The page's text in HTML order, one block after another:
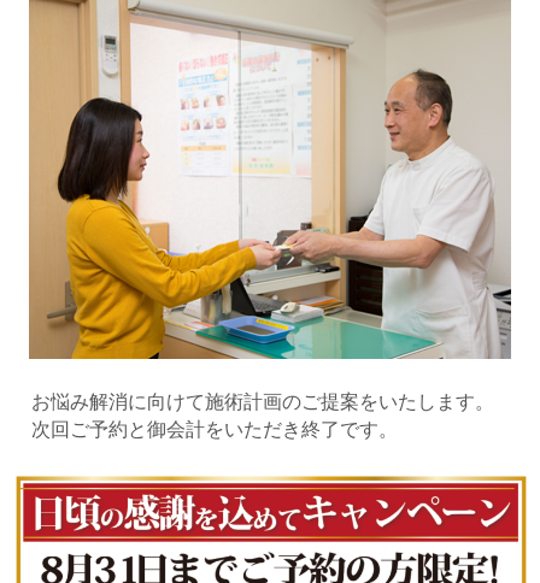
お悩み解消に向けて施術計画のご提案をいたします。
次回ご予約と御会計をいただき終了です。